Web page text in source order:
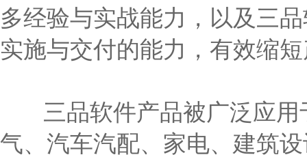
多经验与实战能力，以及三
实施与交付的能力，有效缩
三品软件产品被广泛应用
气、汽车汽配、家电、建筑